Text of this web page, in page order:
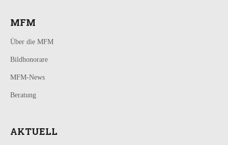
MFM
Über die MFM
Bildhonorare
MFM-News
Beratung
AKTUELL